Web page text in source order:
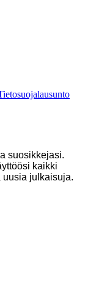
suosikkejasi.
kaikki
uusia julkaisuja.